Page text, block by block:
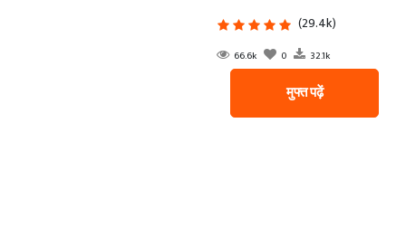
(29.4k)
66.6k 0 32.1k
मुफ्त पढ़ें